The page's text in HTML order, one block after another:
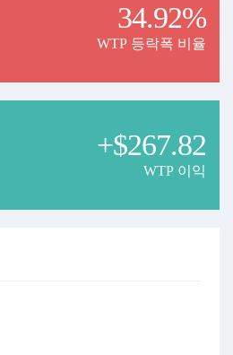
34.92%
WTP 등락폭 비율
+$267.82
WTP 이익